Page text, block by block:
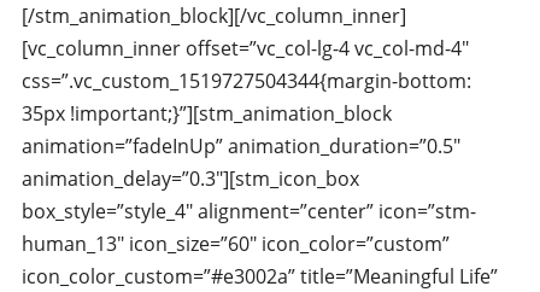
[/stm_animation_block][/vc_column_inner]
[vc_column_inner offset=”vc_col-lg-4 vc_col-md-4″
css=”.vc_custom_1519727504344{margin-bottom:
35px !important;}”][stm_animation_block
animation=”fadeInUp” animation_duration=”0.5″
animation_delay=”0.3″][stm_icon_box
box_style=”style_4″ alignment=”center” icon=”stm-
human_13″ icon_size=”60″ icon_color=”custom”
icon_color_custom=”#e3002a” title=”Meaningful Life”